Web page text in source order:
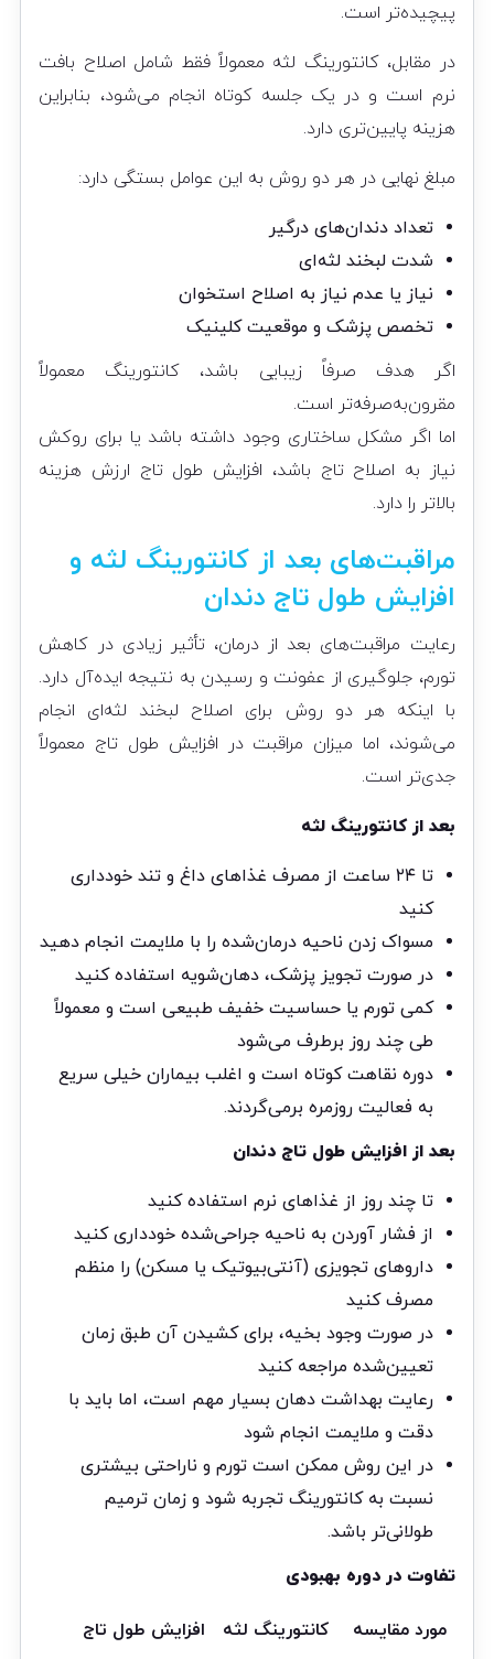
پیچیده‌تر است.
در مقابل، کانتورینگ لثه معمولاً فقط شامل اصلاح بافت
نرم است و در یک جلسه کوتاه انجام می‌شود، بنابراین
هزینه پایین‌تری دارد.
مبلغ نهایی در هر دو روش به این عوامل بستگی دارد:
تعداد دندان‌های درگیر
شدت لبخند لثه‌ای
نیاز یا عدم نیاز به اصلاح استخوان
تخصص پزشک و موقعیت کلینیک
اگر هدف صرفاً زیبایی باشد، کانتورینگ معمولاً
مقرون‌به‌صرفه‌تر است.
اما اگر مشکل ساختاری وجود داشته باشد یا برای روکش
نیاز به اصلاح تاج باشد، افزایش طول تاج ارزش هزینه
بالاتر را دارد.
مراقبت‌های بعد از کانتورینگ لثه و
افزایش طول تاج دندان
رعایت مراقبت‌های بعد از درمان، تأثیر زیادی در کاهش
تورم، جلوگیری از عفونت و رسیدن به نتیجه ایده‌آل دارد.
با اینکه هر دو روش برای اصلاح لبخند لثه‌ای انجام
می‌شوند، اما میزان مراقبت در افزایش طول تاج معمولاً
جدی‌تر است.
بعد از کانتورینگ لثه
تا ۲۴ ساعت از مصرف غذاهای داغ و تند خودداری
کنید
مسواک زدن ناحیه درمان‌شده را با ملایمت انجام دهید
در صورت تجویز پزشک، دهان‌شویه استفاده کنید
کمی تورم یا حساسیت خفیف طبیعی است و معمولاً
طی چند روز برطرف می‌شود
دوره نقاهت کوتاه است و اغلب بیماران خیلی سریع
به فعالیت روزمره برمی‌گردند.
بعد از افزایش طول تاج دندان
تا چند روز از غذاهای نرم استفاده کنید
از فشار آوردن به ناحیه جراحی‌شده خودداری کنید
داروهای تجویزی (آنتی‌بیوتیک یا مسکن) را منظم
مصرف کنید
در صورت وجود بخیه، برای کشیدن آن طبق زمان
تعیین‌شده مراجعه کنید
رعایت بهداشت دهان بسیار مهم است، اما باید با
دقت و ملایمت انجام شود
در این روش ممکن است تورم و ناراحتی بیشتری
نسبت به کانتورینگ تجربه شود و زمان ترمیم
طولانی‌تر باشد.
تفاوت در دوره بهبودی
مورد مقایسه کانتورینگ لثه
افزایش طول تاج